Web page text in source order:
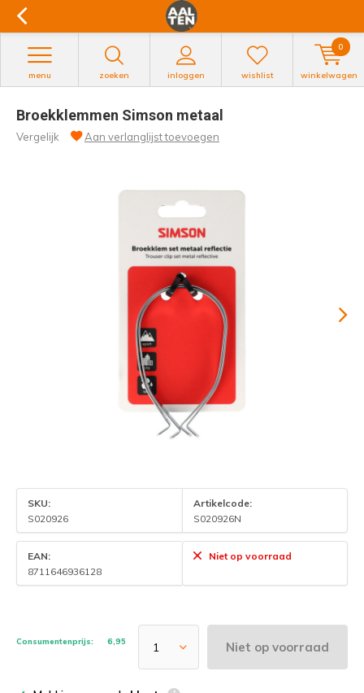
zoeken inloggen
menu wishlist winkelwagen
0
Broekklemmen Simson metaal
Vergelijk Aan verlanglijst toevoegen
SKU:
S020926
Artikelcode:
S020926N
EAN:
8711646936128
Niet op voorraad
Consumentenprijs: 6,95 Niet op voorraad